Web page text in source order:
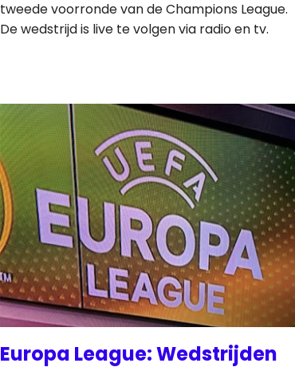
tweede voorronde van de Champions League.
De wedstrijd is live te volgen via radio en tv.
Europa League: Wedstrijden